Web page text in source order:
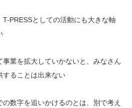
PRESSとしての活動にも大きな軸
事業を拡大していかないと、みなさん
することは出来ない
数字を追いかけるのとは、別で考え